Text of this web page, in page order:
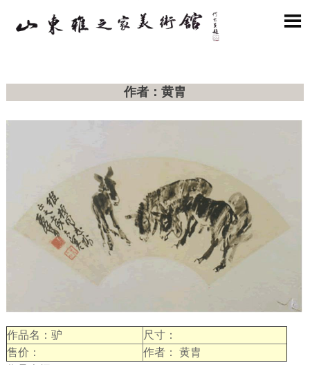

作者：黄胄
作品名：驴
尺寸：
售价：
作者： 黄胄